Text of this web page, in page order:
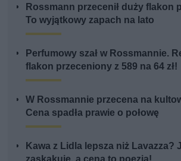
Rossmann przecenił duży flakon
To wyjątkowy zapach na lato
Perfumowy szał w Rossmannie.
flakon przeceniony z 589 na 64 zł!
W Rossmannie przecena na
Cena spadła prawie o połowę
Kawa z Lidla lepsza niż Lavazza?
zaskakuje, a cena to poezja!